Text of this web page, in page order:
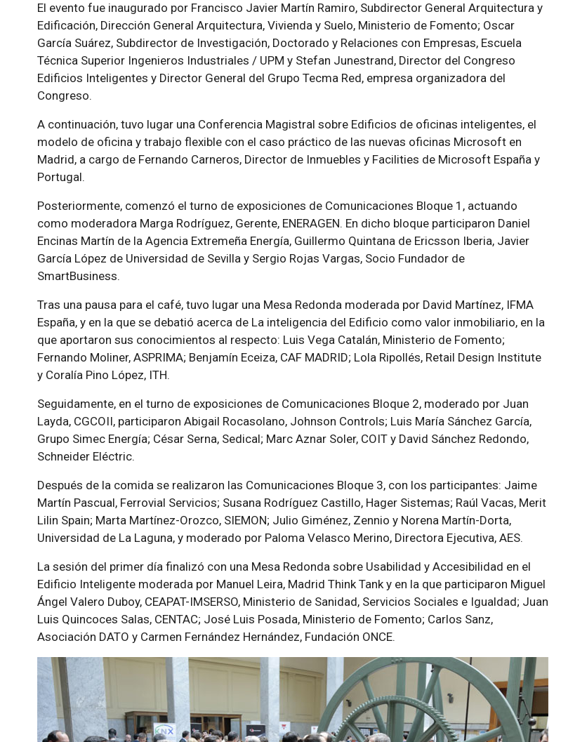
El evento fue inaugurado por Francisco Javier Martín Ramiro, Subdirector General Arquitectura y
Edificación, Dirección General Arquitectura, Vivienda y Suelo, Ministerio de Fomento; Oscar
García Suárez, Subdirector de Investigación, Doctorado y Relaciones con Empresas, Escuela
Técnica Superior Ingenieros Industriales / UPM y Stefan Junestrand, Director del Congreso
Edificios Inteligentes y Director General del Grupo Tecma Red, empresa organizadora del
Congreso.
A continuación, tuvo lugar una Conferencia Magistral sobre Edificios de oficinas inteligentes, el
modelo de oficina y trabajo flexible con el caso práctico de las nuevas oficinas Microsoft en
Madrid, a cargo de Fernando Carneros, Director de Inmuebles y Facilities de Microsoft España y
Portugal.
Posteriormente, comenzó el turno de exposiciones de Comunicaciones Bloque 1, actuando
como moderadora Marga Rodríguez, Gerente, ENERAGEN. En dicho bloque participaron Daniel
Encinas Martín de la Agencia Extremeña Energía, Guillermo Quintana de Ericsson Iberia, Javier
García López de Universidad de Sevilla y Sergio Rojas Vargas, Socio Fundador de
SmartBusiness.
Tras una pausa para el café, tuvo lugar una Mesa Redonda moderada por David Martínez, IFMA
España, y en la que se debatió acerca de La inteligencia del Edificio como valor inmobiliario, en la
que aportaron sus conocimientos al respecto: Luis Vega Catalán, Ministerio de Fomento;
Fernando Moliner, ASPRIMA; Benjamín Eceiza, CAF MADRID; Lola Ripollés, Retail Design Institute
y Coralía Pino López, ITH.
Seguidamente, en el turno de exposiciones de Comunicaciones Bloque 2, moderado por Juan
Layda, CGCOII, participaron Abigail Rocasolano, Johnson Controls; Luis María Sánchez García,
Grupo Simec Energía; César Serna, Sedical; Marc Aznar Soler, COIT y David Sánchez Redondo,
Schneider Eléctric.
Después de la comida se realizaron las Comunicaciones Bloque 3, con los participantes: Jaime
Martín Pascual, Ferrovial Servicios; Susana Rodríguez Castillo, Hager Sistemas; Raúl Vacas, Merit
Lilin Spain; Marta Martínez-Orozco, SIEMON; Julio Giménez, Zennio y Norena Martín-Dorta,
Universidad de La Laguna, y moderado por Paloma Velasco Merino, Directora Ejecutiva, AES.
La sesión del primer día finalizó con una Mesa Redonda sobre Usabilidad y Accesibilidad en el
Edificio Inteligente moderadapor Manuel Leira, Madrid Think Tank y en la que participaron Miguel
Ángel Valero Duboy, CEAPAT-IMSERSO, Ministerio de Sanidad, Servicios Sociales e Igualdad; Juan
Luis Quincoces Salas, CENTAC; José Luis Posada, Ministerio de Fomento; Carlos Sanz,
Asociación DATO y Carmen Fernández Hernández, Fundación ONCE.